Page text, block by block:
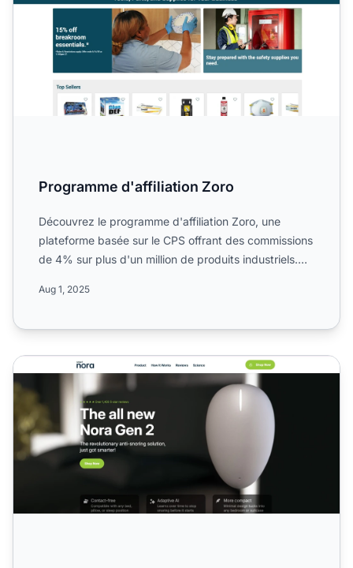
Programme d'affiliation Zoro
Découvrez le programme d'affiliation Zoro, une
plateforme basée sur le CPS offrant des commissions
de 4% sur plus d'un million de produits industriels.
Aug 1, 2025
Programme d'affiliation Smart Nora